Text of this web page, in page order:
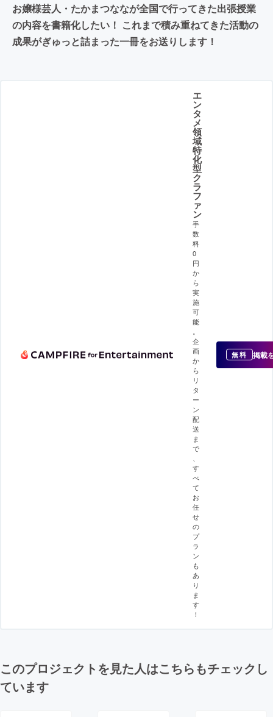
お嬢様芸人・たかまつななが全国で行ってきた出張授業
の内容を書籍化したい！ これまで積み重ねてきた活動の
成果がぎゅっと詰まった一冊をお送りします！
エ
ン
タ
メ
領
域
特
化
型
ク
ラ
フ
ァ
ン
手
数
料
0
円
か
ら
実
施
可
能
企
画
か
ら
リ
タ
ー
ン
配
送
ま
で
す
べ
て
お
任
せ
の
プ
ラ
ン
も
あ
り
ま
す
！
無料 掲載
このプロジェクトを見た人はこちらもチェックし
ています